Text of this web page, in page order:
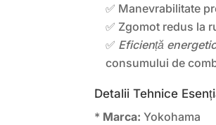
✅ Manevrabilitate
✅ Zgomot redus la
✅ Eficiență
consumului de
Detalii Tehnice
* Marca: Yokohama